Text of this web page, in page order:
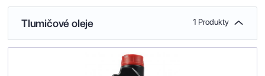
Tlumičové oleje 1 Produkty